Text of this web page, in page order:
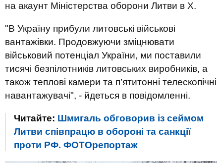
на акаунт Міністерства оборони Литви в Х.
"В Україну прибули литовські військові
вантажівки. Продовжуючи зміцнювати
військовий потенціал України, ми поставили
тисячі безпілотників литовських виробників, а
також теплові камери та п’ятитонні телескопічні
навантажувачі", - йдеться в повідомленні.
Читайте: Шмигаль обговорив із сеймом
Литви співпрацю в обороні та санкції
проти РФ. ФОТОрепортаж